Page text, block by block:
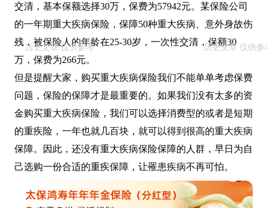
交清，基本保额选择30万，保费为57942元。某保险公司
的一年期重大疾病保险，保障50种重大疾病、意外身故伤
残，被保险人的年龄在25-30岁，一次性交清，保额30
万，保费为266元。
但是提醒大家，购买重大疾病保险我们不能单单考虑保费
问题，保险的保障才是最重要的。如果我们没有太多的资
金购买重大疾病保险，我们可以选择消费型的或者是短期
的重疾险，一年也就几百块，就可以得到很高的重大疾病
保障。因此，还没有重大疾病保险保障的人群，早日为自
己选购一份合适的重疾保障，让罹患疾病不再可怕。